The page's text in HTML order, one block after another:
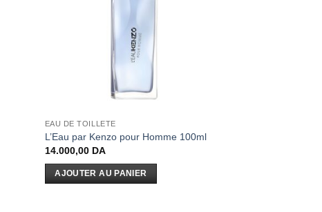
EAU DE TOILLETE
L’Eau par Kenzo pour Homme 100ml
14.000,00 DA
AJOUTER AU PANIER